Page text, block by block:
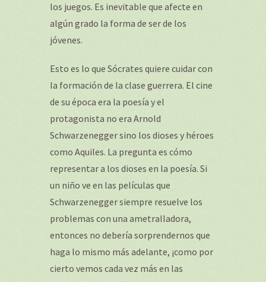
los juegos. Es inevitable que afecte en
algún grado la forma de ser de los
jóvenes.
Esto es lo que Sócrates quiere cuidar con
la formación de la clase guerrera. El cine
de su época era la poesía y el
protagonista no era Arnold
Schwarzenegger sino los dioses y héroes
como Aquiles. La pregunta es cómo
representar a los dioses en la poesía. Si
un niño ve en las películas que
Schwarzenegger siempre resuelve los
problemas con una ametralladora,
entonces no debería sorprendernos que
haga lo mismo más adelante, ¡como por
cierto vemos cada vez más en las